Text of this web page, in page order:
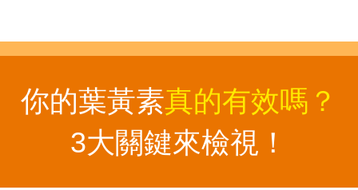
你的葉黃素真的有效嗎？
3大關鍵來檢視！